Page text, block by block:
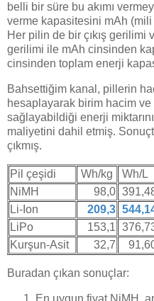
belli bir süre bu akımı
verme kapasitesini mAh
Her pilin de bir çıkış gerilimi
gerilimi ile mAh cinsinden
cinsinden toplam enerji
Bahsettiğim kanal, pillerin
hesaplayarak birim hacim ve
sağlayabildiği enerji
maliyetini dahil etmiş.
çıkmış.
Pil çeşidi Wh/kg Wh/L
NiMH
98,0
Li-Ion
209,3
LiPo
153,1
Kurşun-Asit
32,7
Buradan çıkan sonuçlar:
En uygun fiyat NiMH,